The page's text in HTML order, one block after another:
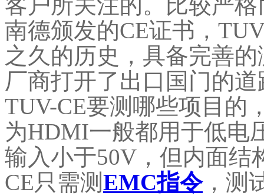
客户所关注的。比较严
南德颁发的CE证书，
之久的历史，具备完善
厂商打开了出口国门的
TUV-CE要测哪些项目的
为HDMI一般都用于低电
输入小于50V，但内面结
CE只需测 EMC指令，测